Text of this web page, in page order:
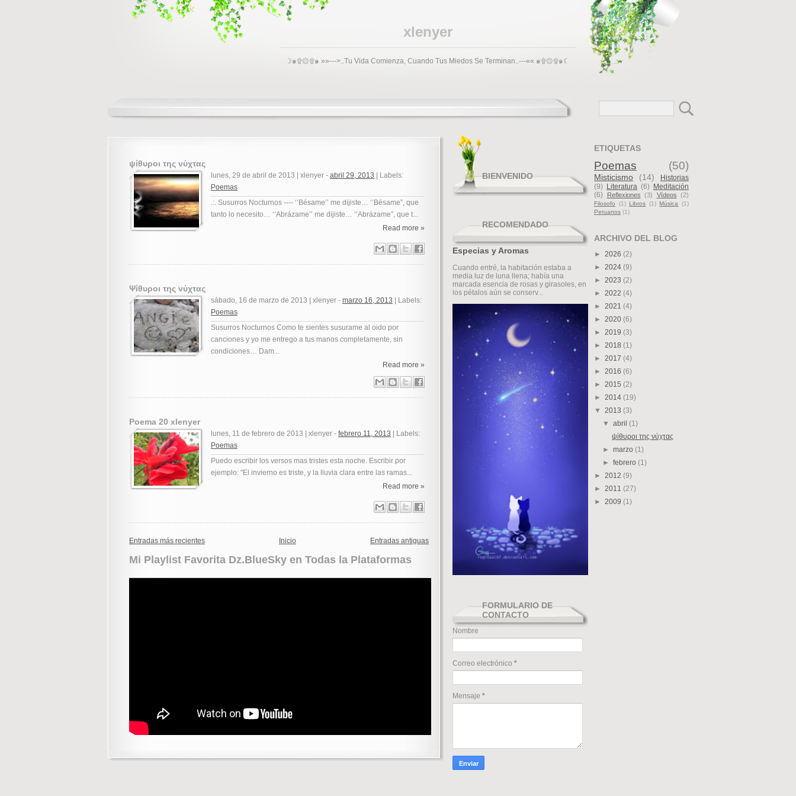
xlenyer
☽๑۩۞۩๑ »»--->..Tu Vida Comienza, Cuando Tus Miedos Se Terminan..---«« ๑۩۞۩๑☾
ψίθυροι της νύχτας
lunes, 29 de abril de 2013 xlenyer - abril 29, 2013
Labels:
Poemas
.:. Susurros Nocturnos ---- ‘’Bésame’’ me dijiste… ‘’Bésame”, que
tanto lo necesito… ‘’Abrázame’’ me dijiste… ‘’Abrázame”, que t...
Read more »
Ψίθυροι της νύχτας
sábado, 16 de marzo de 2013 xlenyer - marzo 16, 2013
Labels:
Poemas
Susurros Nocturnos Como te sientes susurame al oido por
canciones y yo me entrego a tus manos completamente, sin
condiciones… Dam...
Read more »
Poema 20 xlenyer
lunes, 11 de febrero de 2013 xlenyer - febrero 11, 2013
Labels:
Poemas
Puedo escribir los versos mas tristes esta noche. Escribir por
ejemplo: "El invierno es triste, y la lluvia clara entre las ramas...
Read more »
Entradas más recientes Entradas antiguas
Inicio
Mi Playlist Favorita Dz.BlueSky en Todas la Plataformas
BIENVENIDO
RECOMENDADO
Especias y Aromas
Cuando entré, la habitación estaba a
media luz de luna llena; había una
marcada esencia de rosas y girasoles, en
los pétalos aún se conserv...
FORMULARIO DE
CONTACTO
Nombre
Correo electrónico *
Mensaje *
ETIQUETAS
Poemas (50)
Misticismo (14)
Historias
(9)
Literatura (6)
Meditación
(6)
Reflexiones (3) Vídeos (2)
Filosofo (1) Libros (1) Música
(1)
Peruanos (1)
ARCHIVO DEL BLOG
► 2026 (2)
► 2024 (9)
► 2023 (2)
► 2022 (4)
► 2021 (4)
► 2020 (6)
► 2019 (3)
► 2018 (1)
► 2017 (4)
► 2016 (6)
► 2015 (2)
► 2014 (19)
▼ 2013 (3)
▼abril(1)
ψίθυροι της νύχτας
►marzo(1)
►febrero(1)
► 2012 (9)
► 2011 (27)
► 2009 (1)